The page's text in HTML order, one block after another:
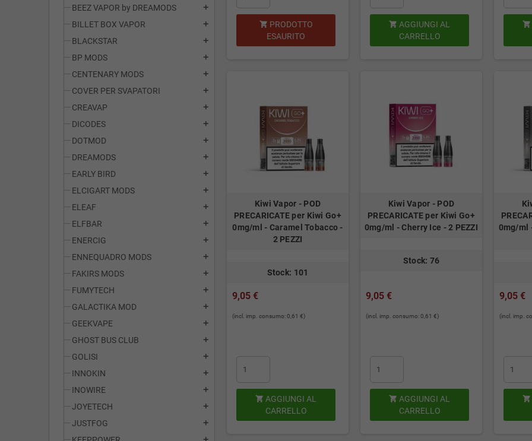
BEEZ VAPOR by DREAMODS add
BILLET BOX VAPOR add
BLACKSTAR add
BP MODS add
CENTENARY MODS add
COVER PER SVAPATORI add
CREAVAP add
DICODES add
DOTMOD add
DREAMODS add
EARLY BIRD add
ELCIGART MODS add
ELEAF add
ELFBAR add
ENERCIG add
ENNEQUADRO MODS add
FAKIRS MODS add
FUMYTECH add
GALACTIKA MOD add
GEEKVAPE add
GHOST BUS CLUB add
GOLISI add
INNOKIN add
INOWIRE add
JOYETECH add
JUSTFOG add
 PRODOTTO
ESAURITO
 AGGIUNGI AL
CARRELLO

Kiwi Vapor - POD
PRECARICATE per Kiwi Go+
0mg/ml - Caramel Tobacco -
2 PEZZI
Stock: 101
9,05 €
(incl. imp. consumo: 0,61 €)
 AGGIUNGI AL
CARRELLO
Kiwi Vapor - POD
PRECARICATE per Kiwi Go+
0mg/ml - Cherry Ice - 2 PEZZI
Stock: 76
9,05 €
(incl. imp. consumo: 0,61 €)
 AGGIUNGI AL
CARRELLO
0mg/ml
9,05 €
(incl. imp.
